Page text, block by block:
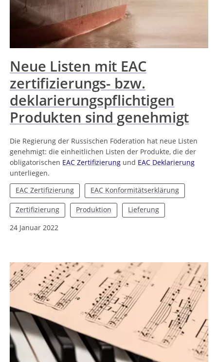
Neue Listen mit EAC
zertifizierungs- bzw.
deklarierungspflichtigen
Produkten sind genehmigt
Die Regierung der Russischen Föderation hat neue Listen
genehmigt: die einheitlichen Listen der Produkte, die der
obligatorischen EAC Zertifizierung und EAC Deklarierung
unterliegen.
EAC Zertifizierung
EAC Konformitätserklärung
Zertifizierung Produktion
Lieferung
24 Januar 2022